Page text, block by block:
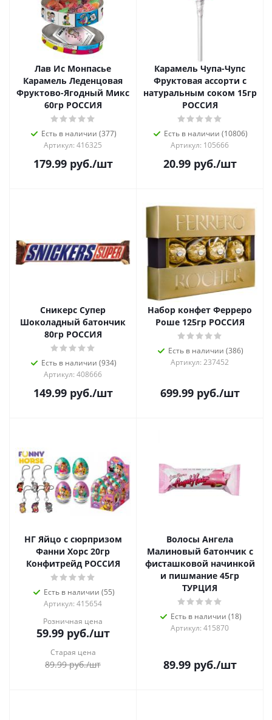
Лав Ис Монпасье
Карамель Леденцовая
Фруктово-Ягодный Микс
60гр РОССИЯ
Есть в наличии (377)
Артикул: 416325
179.99руб./шт
Карамель Чупа-Чупс
Фруктовая ассорти с
натуральным соком 15гр
РОССИЯ
Есть в наличии (10806)
Артикул: 105666
20.99руб./шт
Сникерс Супер
Шоколадный батончик
80гр РОССИЯ
Есть в наличии (934)
Артикул: 408666
149.99руб./шт
Набор конфет Ферреро
Роше 125гр РОССИЯ
Есть в наличии (386)
Артикул: 237452
699.99руб./шт
НГ Яйцо с сюрпризом
Фанни Хорс 20гр
Конфитрейд РОССИЯ
Есть в наличии (55)
Артикул: 415654
Розничная цена
59.99руб./шт
Старая цена
89.99руб./шт
Волосы Ангела
Малиновый батончик с
фисташковой начинкой
и пишмание 45гр
ТУРЦИЯ
Есть в наличии (18)
Артикул: 415870
89.99руб./шт